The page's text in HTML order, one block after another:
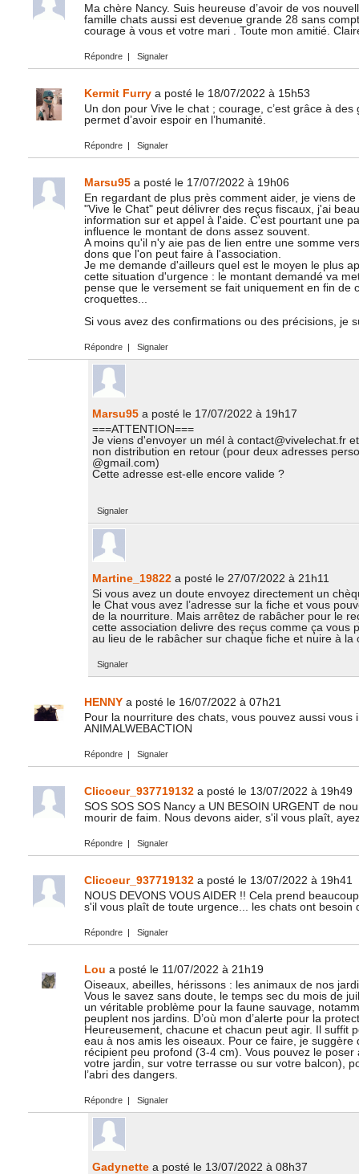
Ma chère Nancy. Suis heureuse d’avoir de vos
famille chats aussi est devenue grande 28 sans
courage à vous et votre mari . Toute mon amitié.
Répondre | Signaler
Kermit Furry a posté le 18/07/2022 à 15h53
Un don pour Vive le chat ; courage, c’est grâce à
permet d’avoir espoir en l’humanité.
Répondre | Signaler
Marsu95 a posté le 17/07/2022 à 19h06
En regardant de plus près comment aider, je viens
"Vive le Chat" peut délivrer des reçus fiscaux, j'ai
information sur et appel à l'aide. C'est pourtant une
influence le montant de dons assez souvent.
A moins qu'il n'y aie pas de lien entre une somme
dons que l'on peut faire à l'association.
Je me demande d'ailleurs quel est le moyen le plus
cette situation d'urgence : le montant demandé va
pense que le versement se fait uniquement en fin de
croquettes...
Si vous avez des confirmations ou des précisions, je
Répondre | Signaler
Marsu95 a posté le 17/07/2022 à 19h17
===ATTENTION===
Je viens d'envoyer un mél à contact@vivelechat.fr
non distribution en retour (pour deux adresses
@gmail.com)
Cette adresse est-elle encore valide ?
Signaler
Martine_19822 a posté le 27/07/2022 à 21h11
Si vous avez un doute envoyez directement un
le Chat vous avez l’adresse sur la fiche et vous
de la nourriture. Mais arrêtez de rabâcher pour le
cette association delivre des reçus comme ça vous
au lieu de le rabâcher sur chaque fiche et nuire à la
Signaler
HENNY a posté le 16/07/2022 à 07h21
Pour la nourriture des chats, vous pouvez aussi vous
ANIMALWEBACTION
Répondre | Signaler
Clicoeur_937719132 a posté le 13/07/2022 à 19h49
SOS SOS SOS Nancy a UN BESOIN URGENT de
mourir de faim. Nous devons aider, s'il vous plaît,
Répondre | Signaler
Clicoeur_937719132 a posté le 13/07/2022 à 19h41
NOUS DEVONS VOUS AIDER !! Cela prend
s'il vous plaît de toute urgence... les chats ont besoin
Répondre | Signaler
Lou a posté le 11/07/2022 à 21h19
Oiseaux, abeilles, hérissons : les animaux de nos
Vous le savez sans doute, le temps sec du mois de
un véritable problème pour la faune sauvage,
peuplent nos jardins. D’où mon d’alerte pour la
Heureusement, chacune et chacun peut agir. Il suffit
eau à nos amis les oiseaux. Pour ce faire, je
récipient peu profond (3-4 cm). Vous pouvez le poser
votre jardin, sur votre terrasse ou sur votre balcon),
l’abri des dangers.
Répondre | Signaler
Gadynette a posté le 13/07/2022 à 08h37